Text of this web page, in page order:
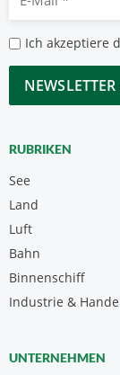
Mail
*
*
Ich akzeptiere
CAPTCHA
RUBRIKEN
See
Land
Luft
Bahn
Binnenschiff
Industrie &
UNTERNEHMEN